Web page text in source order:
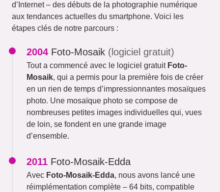
d’Internet – des débuts de la photographie numérique
aux tendances actuelles du smartphone. Voici les
étapes clés de notre parcours :
2004 Foto-Mosaik (logiciel gratuit)
Tout a commencé avec le logiciel gratuit Foto-
Mosaik, qui a permis pour la première fois de créer
en un rien de temps d’impressionnantes mosaïques
photo. Une mosaïque photo se compose de
nombreuses petites images individuelles qui, vues
de loin, se fondent en une grande image
d’ensemble.
2011 Foto-Mosaik-Edda
Avec Foto-Mosaik-Edda, nous avons lancé une
réimplémentation complète – 64 bits, compatible